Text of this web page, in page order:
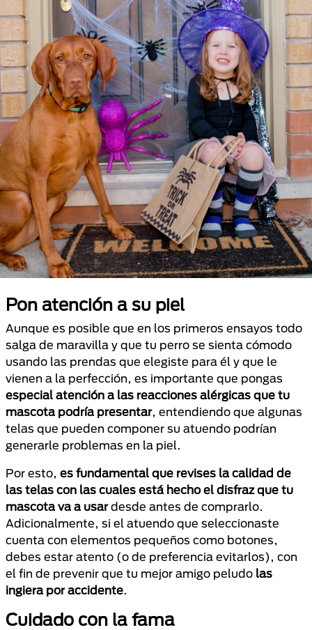
Pon atención a su piel
Aunque es posible que en los primeros ensayos todo
salga de maravilla y que tu perro se sienta cómodo
usando las prendas que elegiste para él y que le
vienen a la perfección, es importante que pongas
especial atención a las reacciones alérgicas que tu
mascota podría presentar, entendiendo que algunas
telas que pueden componer su atuendo podrían
generarle problemas en la piel.
Por esto, es fundamental que revises la calidad de
las telas con las cuales está hecho el disfraz que tu
mascota va a usardesde antes de comprarlo.
Adicionalmente, si el atuendo que seleccionaste
cuenta con elementos pequeños como botones,
debes estar atento (o de preferencia evitarlos), con
el fin de prevenir que tu mejor amigo peludo las
ingiera por accidente
Cuidado con la fama